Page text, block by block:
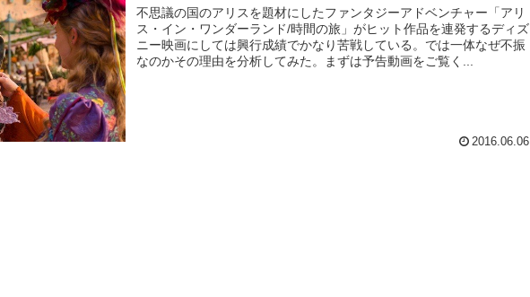
不思議の国のアリスを題材にしたファンタジーアドベンチャー「アリ
ス・イン・ワンダーランド/時間の旅」がヒット作品を連発するディズ
ニー映画にしては興行成績でかなり苦戦している。では一体なぜ不振
なのかその理由を分析してみた。まずは予告動画をご覧く...
2016.06.06